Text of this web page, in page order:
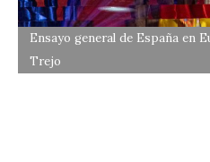
Ensayo general de España en
Trejo